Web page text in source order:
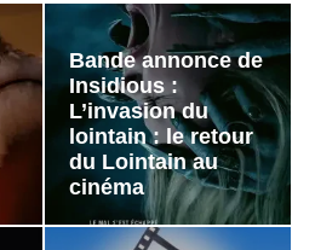
Bande annonce de
Insidious :
L’invasion du
lointain : le retour
du Lointain au
cinéma